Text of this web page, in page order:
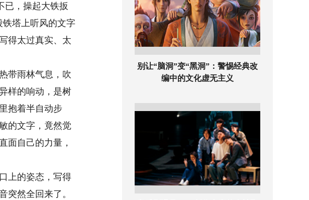
已，操起大铁扳
塔上听风的文字
得太过真实、太
带雨林气息，吹
样的响动，是树
抱着半自动步
的文字，竟然觉
面自己的力量，
上的姿态，写得
突然全回来了。
别让“脑洞”变“黑洞”：警惕经典改
编中的文化虚无主义